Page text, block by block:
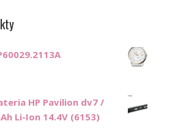
HP Pavilion dv7 /
Li-Ion 14.4V (6153)